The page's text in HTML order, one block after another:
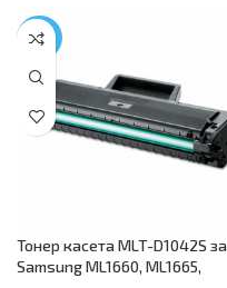
-50%
Тонер касета MLT-D1042S за
Samsung ML1660, ML1665,